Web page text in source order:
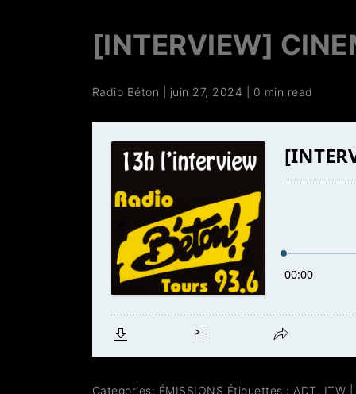
[INTERVIEW]
Radio Béton juin 27, 2024 0 min read
Categories: ÉMISSIONS Étiquettes : ADT , ITW